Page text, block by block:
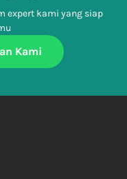
expert kami yang siap
Kami